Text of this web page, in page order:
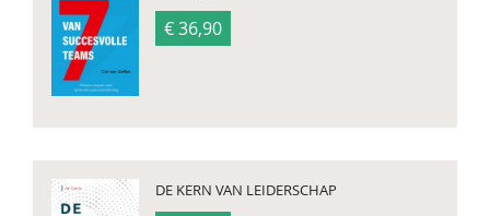
€ 36,90
DE KERN VAN LEIDERSCHAP